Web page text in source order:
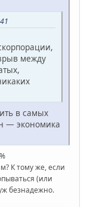
между
в самых
— экономика
К тому же, если
(или
безнадежно.